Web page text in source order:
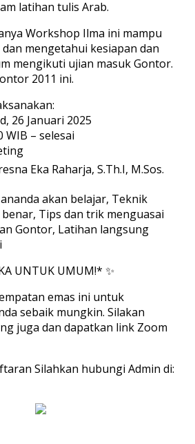
latihan tulis Arab.
Workshop Ilma ini mampu
mengetahui kesiapan dan
mengikuti ujian masuk Gontor.
2011 ini.
26 Januari 2025
WIB – selesai
Eka Raharja, S.Th.I, M.Sos.
akan belajar, Teknik
Tips dan trik menguasai
Gontor, Latihan langsung
UNTUK UMUM!* ✨
emas ini untuk
sebaik mungkin. Silakan
juga dan dapatkan link Zoom
Silahkan hubungi Admin di: